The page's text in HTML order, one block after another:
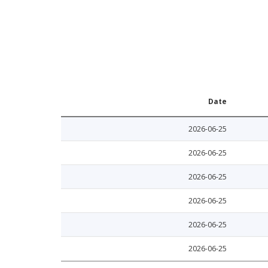
Date
2026-06-25
2026-06-25
2026-06-25
2026-06-25
2026-06-25
2026-06-25